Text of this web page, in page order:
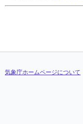
気象庁ホームページについて